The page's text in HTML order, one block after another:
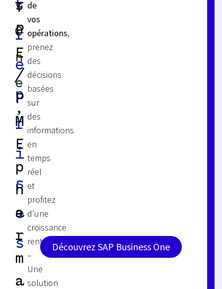
t
r
e
p
r
i
s
e
s
s
O
n
e
,
T
P
E
/
P
M
E
p
h
a
r
m
a
de
vos
opérations,
prenez
des
décisions
basées
sur
des
informations
en
temps
réel
et
profitez
d’une
croissance
rentable.
–
Une
solution
Découvrez SAP Business One